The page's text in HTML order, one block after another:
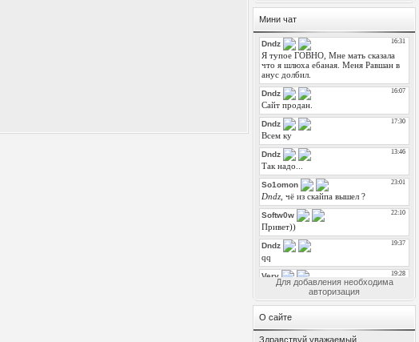
Мини чат
Для добавления необходима
авторизация
О сайте
Здравствуй уважаемый